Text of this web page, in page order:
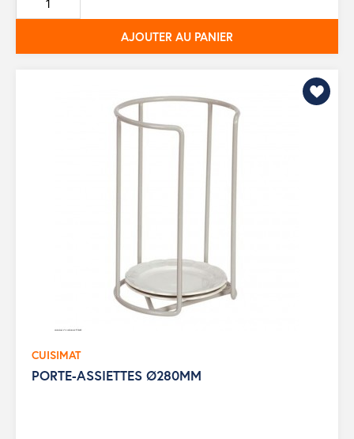
base
AJOUTER AU PANIER
CUISIMAT
PORTE-ASSIETTES Ø280MM